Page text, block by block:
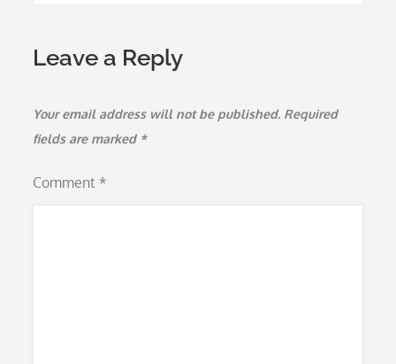
Leave a Reply
Your email address will not be published. Required
fields are marked *
Comment *